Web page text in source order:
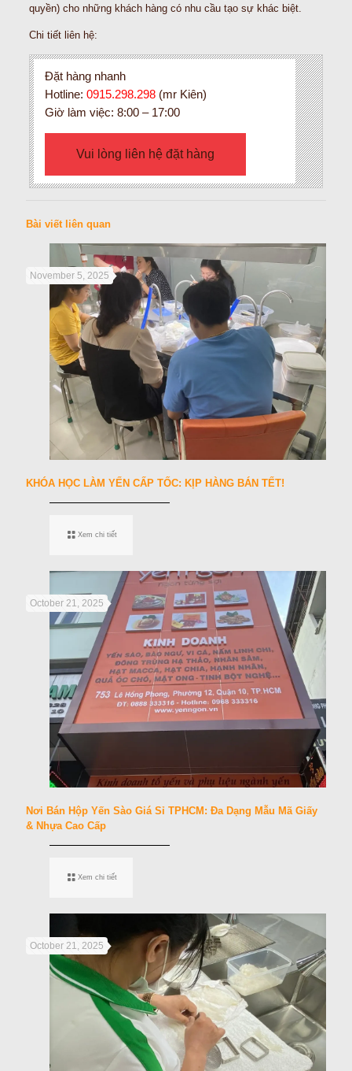
quyền) cho những khách hàng có nhu cầu tạo sự khác biệt.
Chi tiết liên hệ:
Đặt hàng nhanh
Hotline:0915.298.298 (mr Kiên)
Giờ làm việc: 8:00 – 17:00
Vui lòng liên hệ đặt hàng
Bài viết liên quan
November 5, 2025
KHÓA HỌC LÀM YẾN CẤP TỐC: KỊP HÀNG BÁN TẾT!
Xem chi tiết
October 21, 2025
Nơi Bán Hộp Yến Sào Giá Sỉ TPHCM: Đa Dạng Mẫu Mã Giấy
& Nhựa Cao Cấp
Xem chi tiết
October 21, 2025